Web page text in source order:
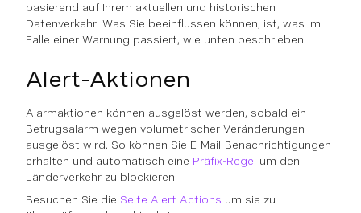
basierend auf Ihrem aktuellen und historischen
Datenverkehr. Was Sie beeinflussen können, ist, was im
Falle einer Warnung passiert, wie unten beschrieben.
Alert-Aktionen
Alarmaktionen können ausgelöst werden, sobald ein
Betrugsalarm wegen volumetrischer Veränderungen
ausgelöst wird. So können Sie E-Mail-Benachrichtigungen
erhalten und automatisch eine Präfix-Regel um den
Länderverkehr zu blockieren.
Besuchen Sie die Seite Alert Actions um sie zu